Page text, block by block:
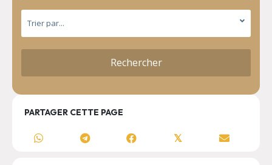
PARTAGER CETTE PAGE
𝕏